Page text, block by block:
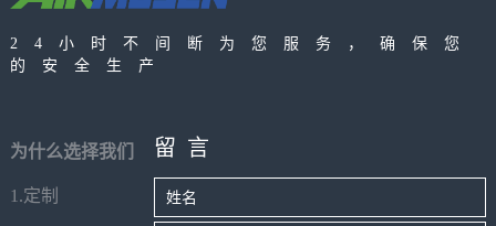
器其实是个调压器，用在电机启动时，输出仅仅改变
电压，没有改变频率。变频器厂家强调，变频器具备
所以软启动器功能，但其价格要比软启动器贵，结构
24小时不间断为您服务，确保您
的安全生产
为什么选择我们
1.定制
留言